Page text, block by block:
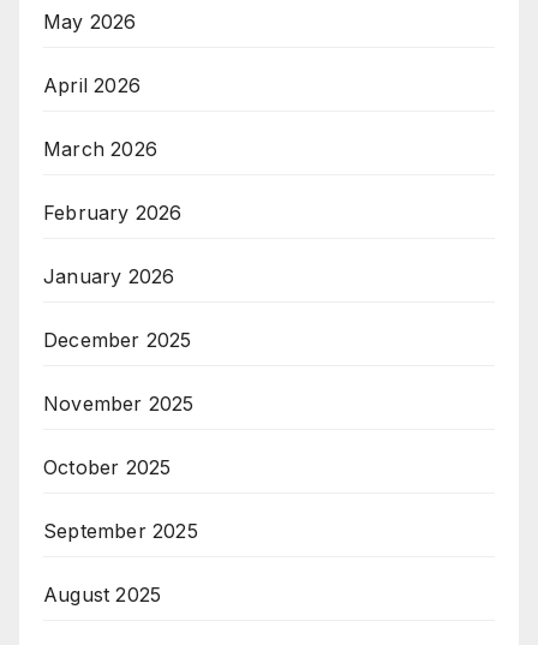
May 2026
April 2026
March 2026
February 2026
January 2026
December 2025
November 2025
October 2025
September 2025
August 2025